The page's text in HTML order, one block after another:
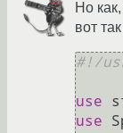
Но
вот
#!/
use
use